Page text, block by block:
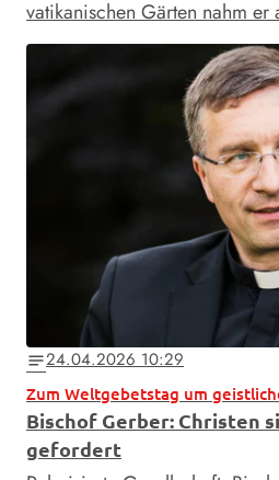
vatikanischen Gärten nahm
notes24.04.2026 10:29
Zum Weltgebetstag um
Bischof Gerber: Christen
gefordert